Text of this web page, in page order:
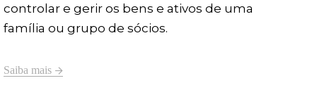
controlar e gerir os bens e ativos de uma
família ou grupo de sócios.
Saiba mais